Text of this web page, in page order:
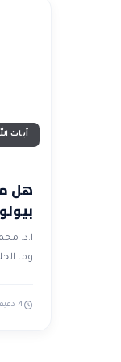
آيات
هل
ا.د.
وما
4 دقيقة